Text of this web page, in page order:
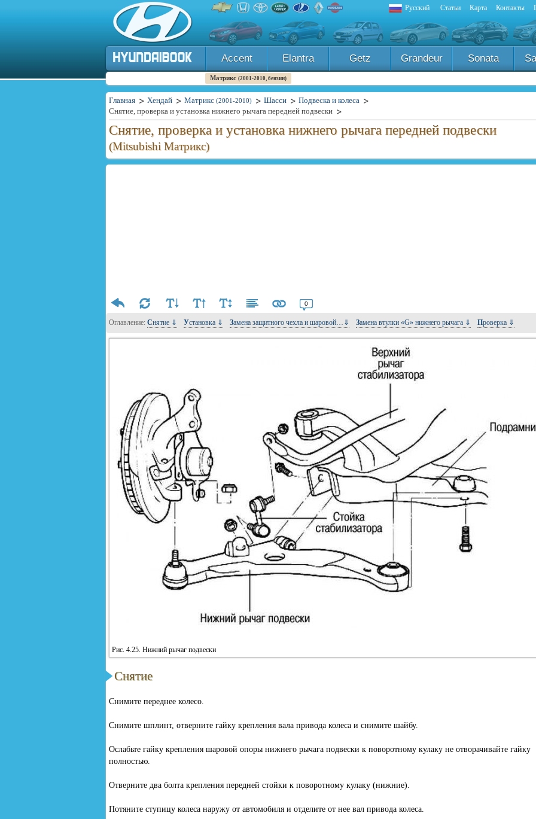
Русский Статьи Карта Контакты
Accent Elantra Getz Grandeur Sonata
Матрикс (2001-2010, бензин)
Главная Хендай Матрикс (2001-2010) Шасси
Подвеска и колеса
Снятие, проверка и установка нижнего рычага передней подвески
Снятие, проверка и установка нижнего рычага передней подвески
(Mitsubishi Матрикс)
0
Оглавление: Снятие ⇓ Установка ⇓ Замена защитного чехла и шаровой…⇓ Замена втулки «G» нижнего рычага ⇓ Проверка ⇓
Рис. 4.25. Нижний рычаг подвески
Снятие
Снимите переднее колесо.
Снимите шплинт, отверните гайку крепления вала привода колеса и снимите шайбу.
Ослабьте гайку крепления шаровой опоры нижнего рычага подвески к поворотному кулаку не отворачивайте гайку
полностью.
Отверните два болта крепления передней стойки к поворотному кулаку (нижние).
Потяните ступицу колеса наружу от автомобиля и отделите от нее вал привода колеса.